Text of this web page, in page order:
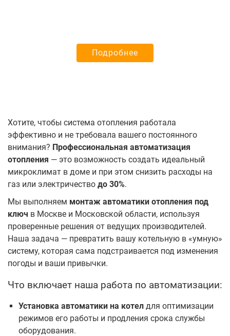
Подробнее
Хотите, чтобы система отопления работала
эффективно и не требовала вашего постоянного
внимания? Профессиональная автоматизация
отопления — это возможность создать идеальный
микроклимат в доме и при этом снизить расходы на
газ или электричество до 30%.
Мы выполняем монтаж автоматики отопления под
ключ в Москве и Московской области, используя
проверенные решения от ведущих производителей.
Наша задача — превратить вашу котельную в «умную»
систему, которая сама подстраивается под изменения
погоды и ваши привычки.
Что включает наша работа по автоматизации:
Установка автоматики на котелдля оптимизации
режимов его работы и продления срока службы
оборудования.